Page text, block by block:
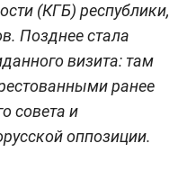
(КГБ) республики,
Позднее стала
визита: там
ранее
совета и
оппозиции.